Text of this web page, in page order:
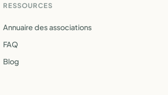
RESSOURCES
Annuaire des associations
FAQ
Blog